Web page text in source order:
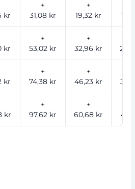
kr
+
31,08 kr
+
19,32 kr
kr
+
53,02 kr
+
32,96 kr
kr
+
74,38 kr
+
46,23 kr
kr
+
97,62 kr
+
60,68 kr